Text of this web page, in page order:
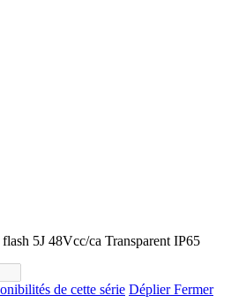
5J 48Vcc/ca Transparent IP65
de cette série Déplier Fermer